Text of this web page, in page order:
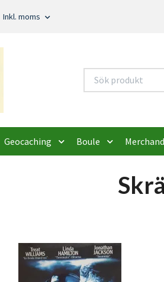
Inkl. moms
Geocaching Boule